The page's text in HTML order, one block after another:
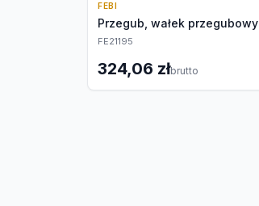
FEBI
Przegub, wałek przegubowy
FE21195
324,06 złbrutto